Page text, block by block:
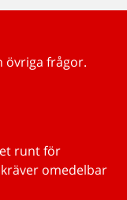
övriga frågor.
runt för
omedelbar